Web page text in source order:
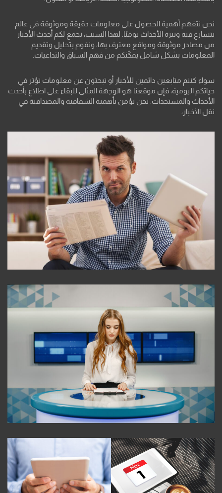
نحن نتفهم أهمية الحصول على معلومات دقيقة وموثوقة في عالم
يتسارع فيه وتيرة الأحداث يوميًا. لهذا السبب، نجمع لكم أحدث الأخبار
من مصادر موثوقة ومواقع معترف بها، ونقوم بتحليل وتقديم
المعلومات بشكل شامل يمكّنكم من فهم السياق والتداعيات.
سواء كنتم متابعين دائمين للأخبار أو تبحثون عن معلومات تؤثر في
حياتكم اليومية، فإن موقعنا هو الوجهة المثلى للبقاء على اطلاع بأحدث
الأحداث والمستجدات. نحن نؤمن بأهمية الشفافية والمصداقية في
نقل الأخبار،